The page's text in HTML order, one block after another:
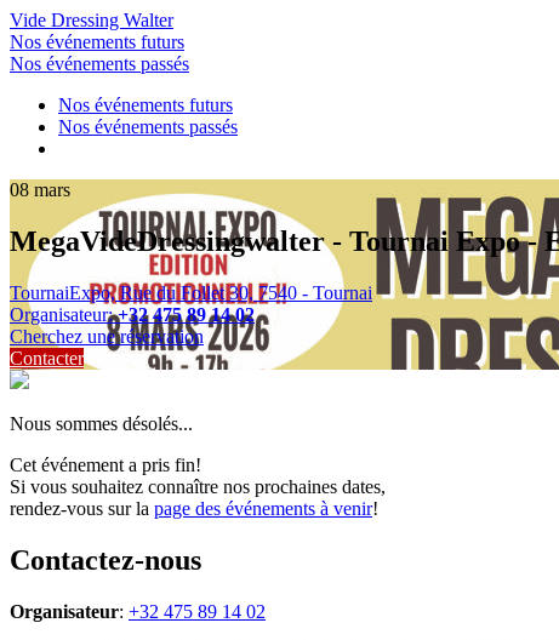
Vide Dressing Walter
Nos événements futurs
Nos événements passés
Nos événements futurs
Nos événements passés
08 mars
MegaVideDressingwalter - Tournai Expo
TournaiExpo, Rue du Follet 30, 7540 - Tournai
Organisateur:+32 475 89 14 02
Cherchez une réservation
Contacter
Nous sommes désolés...
Cet événement a pris fin!
Si vous souhaitez connaître nos prochaines dates,
rendez-vous sur la page des événements à venir!
Contactez-nous
Organisateur: +32 475 89 14 02